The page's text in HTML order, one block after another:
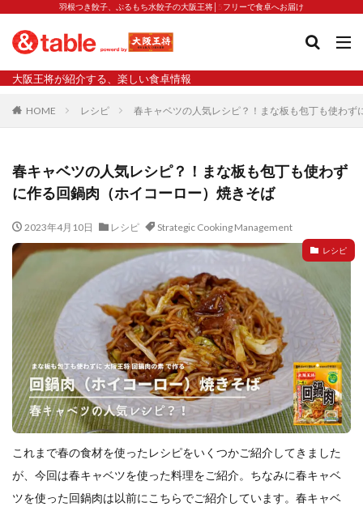
羽根つき餃子、ぷるもち水餃子の大阪王将│5フリーで食卓へお届け
大阪王将が紹介する、楽しい食卓情報
HOME レシピ 春キャベツの人気レシピ？！まな板も包丁も使わ
春キャベツの人気レシピ？！まな板も包丁も使わず
に作る回鍋肉（ホイコーロー）焼きそば
2023年4月10日 レシピ Strategic Cooking Management
レシピ
これまで春の食材を使ったレシピをいくつかご紹介してきました
が、今回は春キャベツを使った料理をご紹介。ちなみに春キャベ
ツを使った回鍋肉は以前にこちらでご紹介しています。春キャベ
タグ
2023新商品 炒飯の素 業務スーパー
水餃子
減塩
渡韓 渡韓ごっこ 炒飯
焼きそば
焼売と飲みたい
焼酎 猛暑 栄養
春雨
白くなる
小籠包
大阪王将 背徳のバターすぎるぎょうざ
天津飯
宇都宮
宮崎辛麺 宮崎餃子
小籠包と飲みたい
居酒屋 弁当 担々麺
揚げ餃子
新商品
旨辛 生産者 硬くなる
外食事業
食の安全
鉄ラー油 鍋
鍋スープ
開発秘話
関西万博 食と栄養 餃子
辛
餃子と食べたい
餃子と飲みたい 魚醬
麺
麻婆豆腐
麻辣湯 通販 質問
節約
肉汁爆弾餃子
米飯
羽根つき スタミナ肉餃子
羽根つきタン塩餃子
羽根つき餃子
肉ニラ水餃子
肉まん・豚まん
肉餃子 豚まん
膨らむ
蒸籠
衛生管理
袋入り餃子